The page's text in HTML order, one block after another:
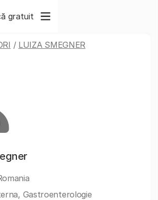
gratuit
/ LUIZA SMEGNER
Gastroenterologie